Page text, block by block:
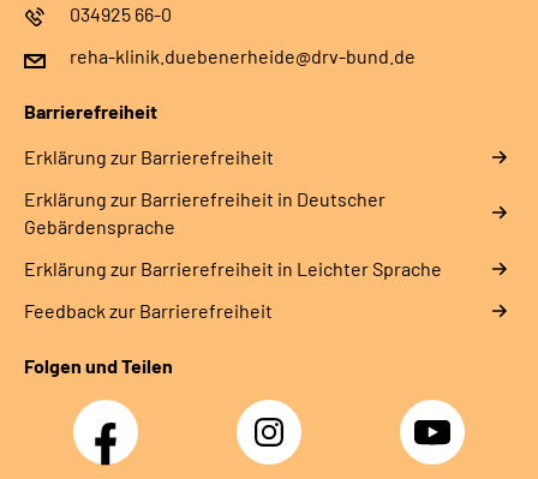
034925 66-0
reha-klinik.duebenerheide@drv-bund.de
Barrierefreiheit
Erklärung zur Barrierefreiheit
Erklärung zur Barrierefreiheit in Deutscher
Gebärdensprache
Erklärung zur Barrierefreiheit in Leichter Sprache
Feedback zur Barrierefreiheit
Folgen und Teilen
Facebook Instagram YouTube